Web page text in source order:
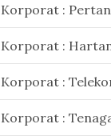
Korporat :
Korporat :
Korporat :
Korporat :